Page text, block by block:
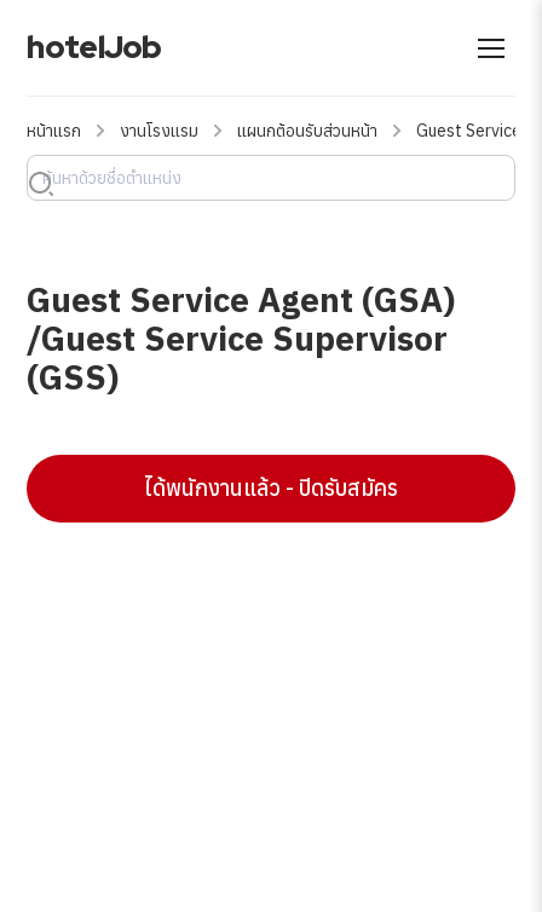
hotelJob
หน้าแรก งานโรงแรม แผนกต้อนรับส่วนหน้า Guest Service
Guest Service Agent (GSA)
/Guest Service Supervisor
(GSS)
ได้พนักงานแล้ว - ปิดรับสมัคร